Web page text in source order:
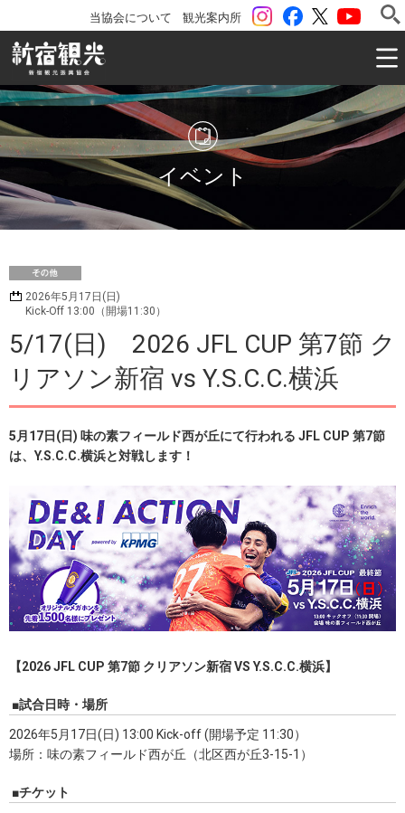
ツイッター
Facebook
instagram
観光案内所
当協会について
一般社団法人 新宿観光振興協会 Shinjuku
イベント
の他2026年5月17日(日)
Kick-Off 13:00（開場11:30）
5/17(日) 2026 JFL CUP 第7節 ク
リアソン新宿 vs Y.S.C.C.横浜
5月17日(日) 味の素フィールド西が丘にて行われる JFL CUP 第7節
は、Y.S.C.C.横浜と対戦します！
【2026 JFL CUP 第7節 クリアソン新宿 VS Y.S.C.C.横浜】
■試合日時・場所
2026年5月17日(日) 13:00 Kick-off (開場予定 11:30）
場所：味の素フィールド西が丘（北区西が丘3-15-1）
■チケット